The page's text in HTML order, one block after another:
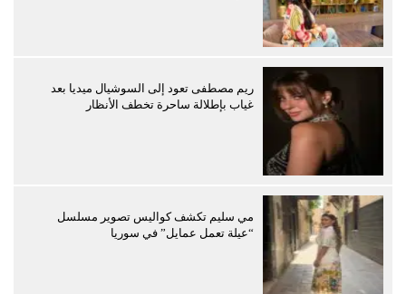
ريم مصطفى تعود إلى السوشيال ميديا بعد
غياب بإطلالة ساحرة تخطف الأنظار
مي سليم تكشف كواليس تصوير مسلسل
“عيلة تعمل عمايل” في سوريا